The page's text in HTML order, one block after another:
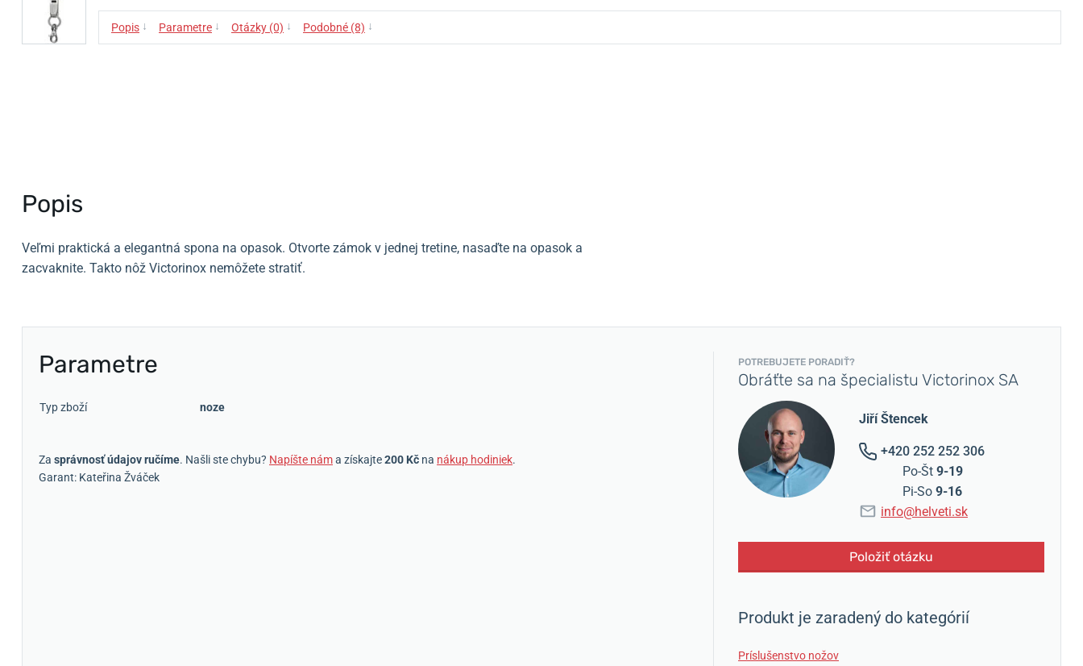
Popis ↓ Parametre ↓ Otázky (0) ↓ Podobné (8) ↓
Popis
Veľmi praktická a elegantná spona na opasok. Otvorte zámok v jednej tretine, nasaďte na opasok a
zacvaknite. Takto nôž Victorinox nemôžete stratiť.
Parametre
Typ zboží noze
Za správnosť údajov ručíme. Našli ste chybu? Napíšte náma získajte200 Kč na nákup hodiniek.
Garant: Kateřina Žváček
POTREBUJETE PORADIŤ?
Obráťte sa na špecialistu Victorinox SA
Jiří Štencek
+420 252 252 306
Po-Št 9-19
Pi-So 9-16
info@helveti.sk
Položiť otázku
Produkt je zaradený do kategórií
Príslušenstvo nožov